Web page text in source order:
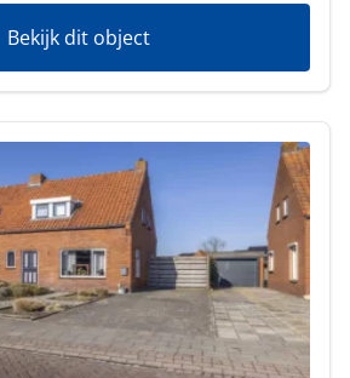
Bekijk dit object